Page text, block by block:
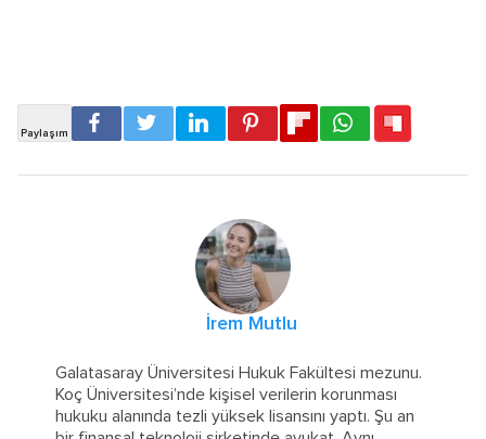
İrem Mutlu
Galatasaray Üniversitesi Hukuk Fakültesi mezunu.
Koç Üniversitesi’nde kişisel verilerin korunması
hukuku alanında tezli yüksek lisansını yaptı. Şu an